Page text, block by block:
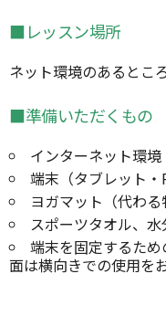
■レッスン場所
ネット環境のあるとこ
■準備いただくもの
インターネット環
端末（タブレット・
ヨガマット（代わる
スポーツタオル、水
端末を固定するた
面は横向きでの使用を